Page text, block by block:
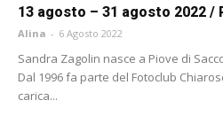
13 agosto – 31 agosto 2022 /
Alina - 6 Agosto 2022
Sandra Zagolin nasce a Piove di
Dal 1996 fa parte del Fotoclub
carica...